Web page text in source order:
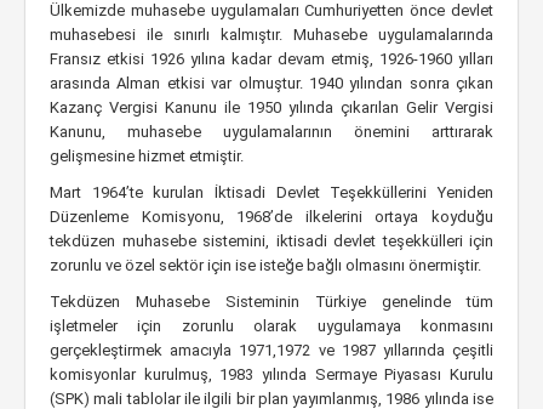
Ülkemizde muhasebe uygulamaları Cumhuriyetten önce devlet
muhasebesi ile sınırlı kalmıştır. Muhasebe uygulamalarında
Fransız etkisi 1926 yılına kadar devam etmiş, 1926-1960 yılları
arasında Alman etkisi var olmuştur. 1940 yılından sonra çıkan
Kazanç Vergisi Kanunu ile 1950 yılında çıkarılan Gelir Vergisi
Kanunu, muhasebe uygulamalarının önemini arttırarak
gelişmesine hizmet etmiştir.
Mart 1964’te kurulan İktisadi Devlet Teşekküllerini Yeniden
Düzenleme Komisyonu, 1968’de ilkelerini ortaya koyduğu
tekdüzen muhasebe sistemini, iktisadi devlet teşekkülleri için
zorunlu ve özel sektör için ise isteğe bağlı olmasını önermiştir.
Tekdüzen Muhasebe Sisteminin Türkiye genelinde tüm
işletmeler için zorunlu olarak uygulamaya konmasını
gerçekleştirmek amacıyla 1971,1972 ve 1987 yıllarında çeşitli
komisyonlar kurulmuş, 1983 yılında Sermaye Piyasası Kurulu
(SPK) mali tablolar ile ilgili bir plan yayımlanmış, 1986 yılında ise